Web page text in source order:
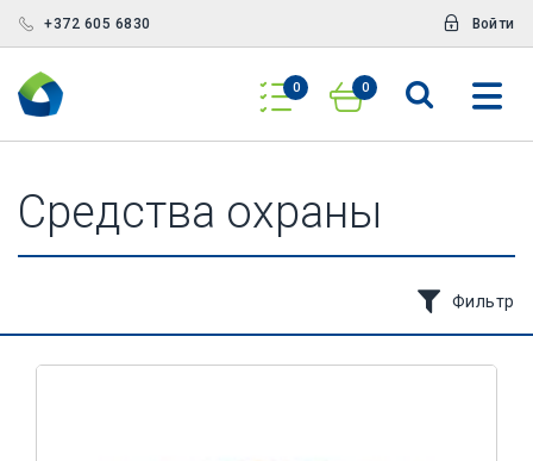
+372 605 6830 Войти
0 0
Средства охраны
Фильтр